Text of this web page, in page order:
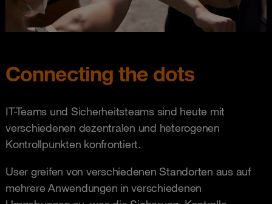
Connecting the dots
IT-Teams und Sicherheitsteams sind heute mit
verschiedenen dezentralen und heterogenen
Kontrollpunkten konfrontiert.
User greifen von verschiedenen Standorten aus auf
mehrere Anwendungen in verschiedenen